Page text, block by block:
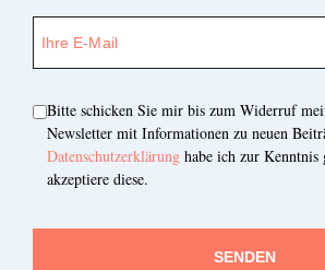
Bitte schicken Sie mir bis zum Widerruf
Newsletter mit Informationen zu neuen
Datenschutzerklärung habe ich zur Kenntnis
akzeptiere diese.
SENDEN